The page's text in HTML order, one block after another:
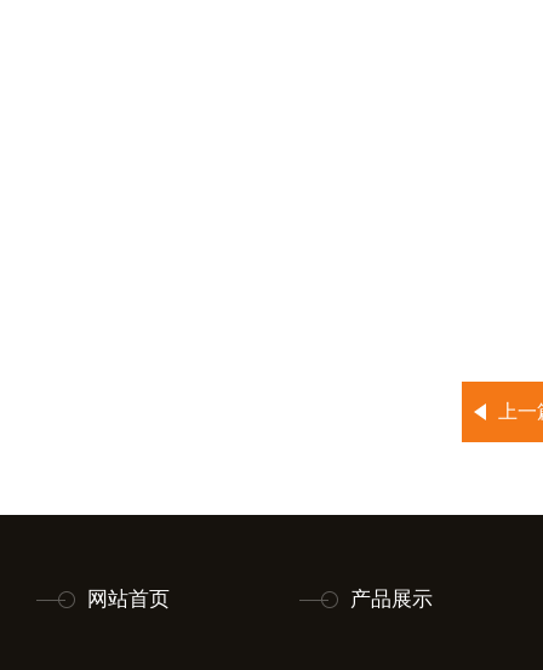
上
网站首页 产品展示